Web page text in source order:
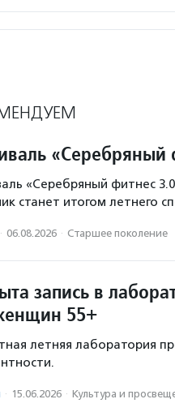
«Серебряный
«Серебряный фитнес
станет итогом летнего
· 06.08.2026 · Старшее поколение
запись в
55+
летняя лаборатория
· 15.06.2026 · Культура и